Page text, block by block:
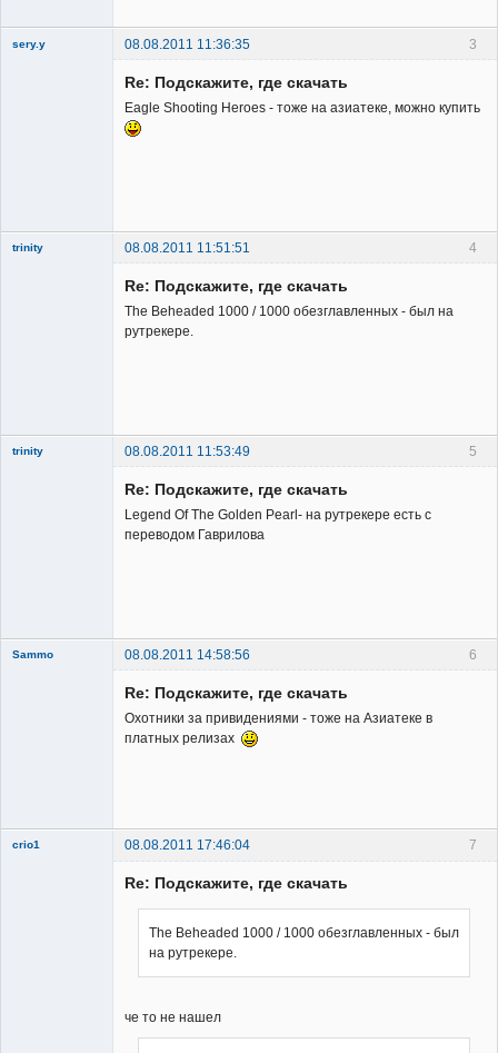
3
sery.y 08.08.2011 11:36:35
Re: Подскажите, где скачать
Eagle Shooting Heroes - тоже на азиатеке, можно купить
4
trinity 08.08.2011 11:51:51
Re: Подскажите, где скачать
The Beheaded 1000 / 1000 обезглавленных - был на
рутрекере.
5
trinity 08.08.2011 11:53:49
Re: Подскажите, где скачать
Legend Of The Golden Pearl- на рутрекере есть с
переводом Гаврилова
6
Sammo
08.08.2011 14:58:56
Re: Подскажите, где скачать
Охотники за привидениями - тоже на Азиатеке в
платных релизах
7
crio1
08.08.2011 17:46:04
Re: Подскажите, где скачать
The Beheaded 1000 / 1000 обезглавленных - был
на рутрекере.
че то не нашел